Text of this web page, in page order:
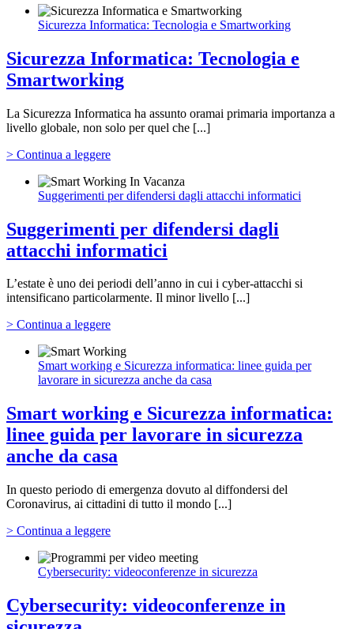
Sicurezza Informatica: Tecnologia e Smartworking
Sicurezza Informatica: Tecnologia e
Smartworking
La Sicurezza Informatica ha assunto oramai primaria importanza a
livello globale, non solo per quel che [...]
> Continua a leggere
Suggerimenti per difendersi dagli attacchi informatici
Suggerimenti per difendersi dagli
attacchi informatici
L’estate è uno dei periodi dell’anno in cui i cyber-attacchi si
intensificano particolarmente. Il minor livello [...]
> Continua a leggere
Smart working e Sicurezza informatica: linee guida per
lavorare in sicurezza anche da casa
Smart working e Sicurezza informatica:
linee guida per lavorare in sicurezza
anche da casa
In questo periodo di emergenza dovuto al diffondersi del
Coronavirus, ai cittadini di tutto il mondo [...]
> Continua a leggere
Cybersecurity: videoconferenze in sicurezza
Cybersecurity: videoconferenze in